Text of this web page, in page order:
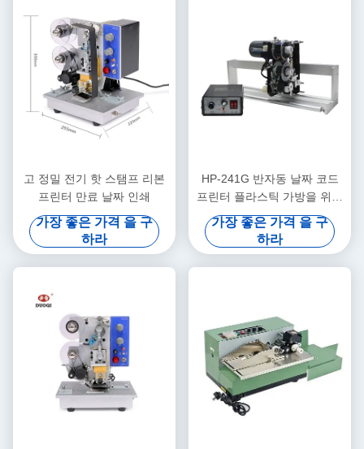
고 정밀 전기 핫 스탬프 리본
프린터 만료 날짜 인쇄
가장 좋은 가격 을 구
하라
HP-241G 반자동 날짜 코드
프린터 플라스틱 가방을 위한
전기
가장 좋은 가격 을 구
하라